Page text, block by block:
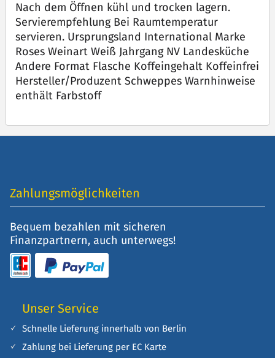
Nach dem Öffnen kühl und trocken lagern.
Servierempfehlung Bei Raumtemperatur
servieren. Ursprungsland International Marke
Roses Weinart Weiß Jahrgang NV Landesküche
Andere Format Flasche Koffeingehalt Koffeinfrei
Hersteller/Produzent Schweppes Warnhinweise
enthält Farbstoff
Zahlungsmöglichkeiten
Bequem bezahlen mit sicheren
Finanzpartnern, auch unterwegs!
Unser Service
Schnelle Lieferung innerhalb von Berlin
Zahlung bei Lieferung per EC Karte